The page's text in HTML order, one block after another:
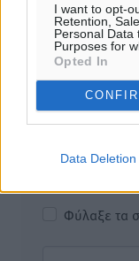
I want to opt-
Retention,
Personal Data
Purposes for
Opted In
Data Deletion
Το E-mail δεν
Πρέπει να
υποβολή του
Φύλαξε τα